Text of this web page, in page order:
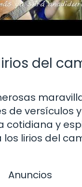
del
de versículos
y
lirios del
Anuncios